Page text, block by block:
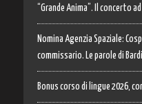
“Grande Anima”. Il concerto
Nomina Agenzia Spaziale:
commissario. Le parole di Bardi
Bonus corso di lingue 2026,